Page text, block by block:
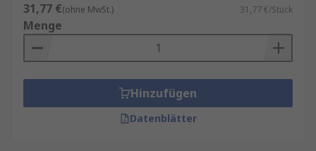
31,77 €(ohne MwSt.) 31,77 €/Stück
Menge
Hinzufügen
Datenblätter